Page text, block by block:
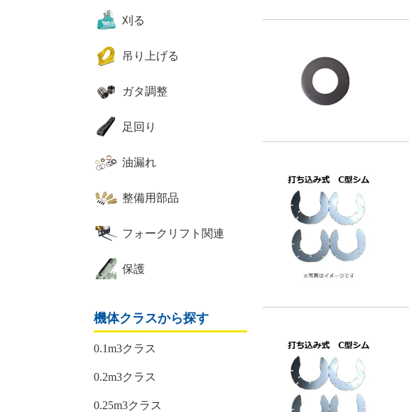
刈る
吊り上げる
ガタ調整
足回り
油漏れ
整備用部品
フォークリフト関連
保護
機体クラスから探す
0.1m3クラス
0.2m3クラス
0.25m3クラス